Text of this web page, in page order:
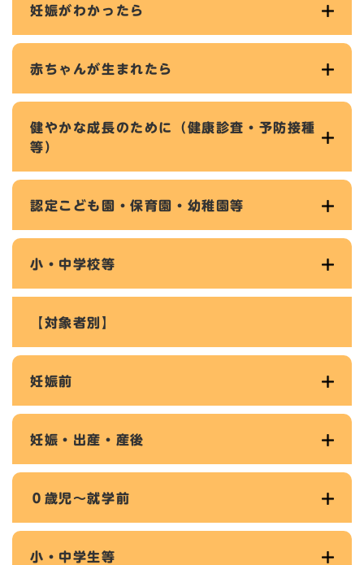
妊娠がわかったら
赤ちゃんが生まれたら
健やかな成長のために（健康診査・予防接種
等）
認定こども園・保育園・幼稚園等
小・中学校等
【対象者別】
妊娠前
妊娠・出産・産後
０歳児～就学前
小・中学生等